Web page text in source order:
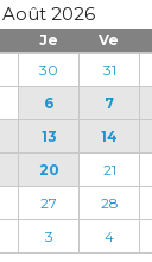
Août 2026
Je Ve
30 31
6 7
13 14
20 21
27 28
3 4